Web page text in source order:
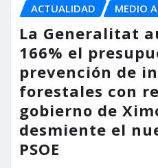
ACTUALIDAD MEDIO
La Generalitat
166% el
prevención de
forestales con
gobierno de
desmiente el
PSOE